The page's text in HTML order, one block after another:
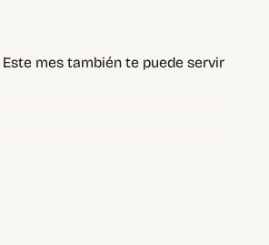
Este mes también te puede servir